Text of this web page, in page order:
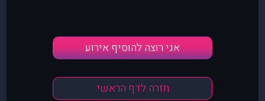
אני רוצה להוסיף אירוע
חזרה לדף הראשי